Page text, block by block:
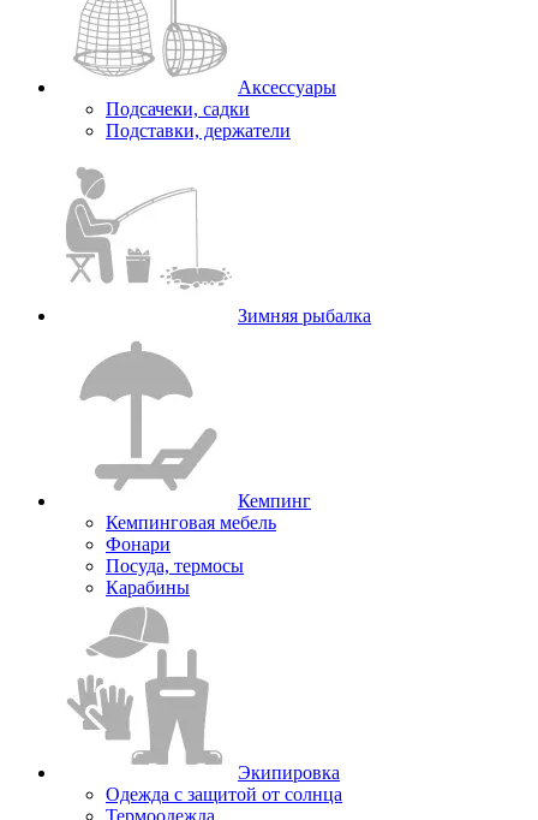
Аксессуары
Подсачеки, садки
Подставки, держатели
Зимняя рыбалка
Кемпинг
Кемпинговая мебель
Фонари
Посуда, термосы
Карабины
Экипировка
Одежда с защитой от солнца
Термоодежда